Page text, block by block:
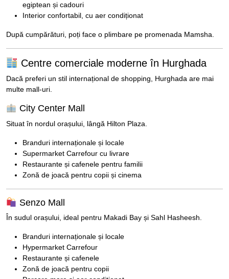
egiptean și cadouri
Interior confortabil, cu aer condiționat
După cumpărături, poți face o plimbare pe promenada Mamsha.
Centre comerciale moderne în Hurghada
Dacă preferi un stil internațional de shopping, Hurghada are mai
multe mall-uri.
City Center Mall
Situat în nordul orașului, lângă Hilton Plaza.
Branduri internaționale și locale
Supermarket Carrefour cu livrare
Restaurante și cafenele pentru familii
Zonă de joacă pentru copii și cinema
Senzo Mall
În sudul orașului, ideal pentru Makadi Bay și Sahl Hasheesh.
Branduri internaționale și locale
Hypermarket Carrefour
Restaurante și cafenele
Zonă de joacă pentru copii